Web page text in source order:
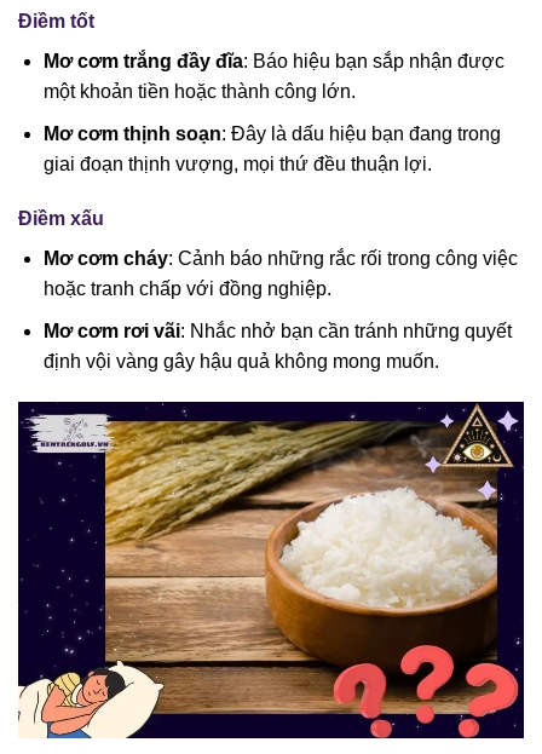
Điềm tốt
Mơ cơm trắng đầy đĩa: Báo hiệu bạn sắp nhận được
một khoản tiền hoặc thành công lớn.
Mơ cơm thịnh soạn: Đây là dấu hiệu bạn đang trong
giai đoạn thịnh vượng, mọi thứ đều thuận lợi.
Điềm xấu
Mơ cơm cháy: Cảnh báo những rắc rối trong công việc
hoặc tranh chấp với đồng nghiệp.
Mơ cơm rơi vãi: Nhắc nhở bạn cần tránh những quyết
định vội vàng gây hậu quả không mong muốn.